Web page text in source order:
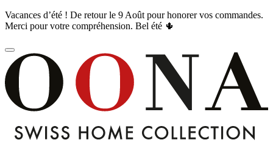
Vacances d’été ! De retour le 9 Août pour honorer vos commandes.
Merci pour votre compréhension. Bel été 🌵